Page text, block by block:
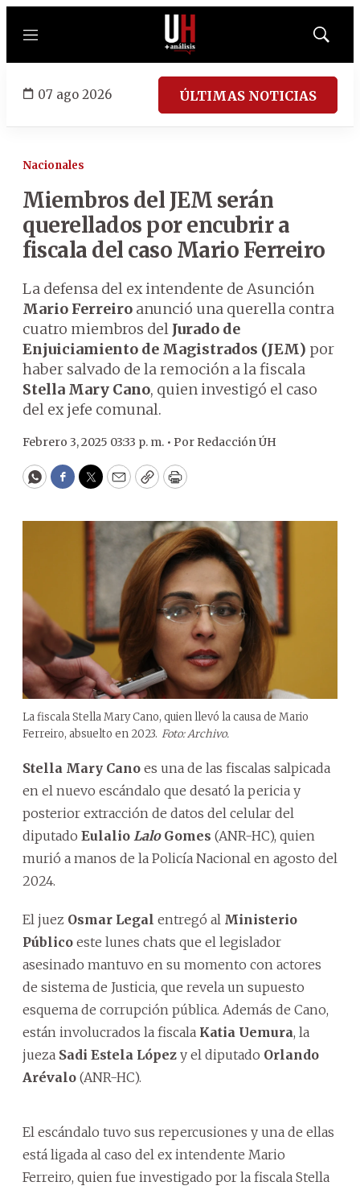
Menú
Mostrar
07 ago 2026 ÚLTIMAS NOTICIAS
Nacionales
Miembros del JEM serán
querellados por encubrir a
fiscala del caso Mario Ferreiro
La defensa del ex intendente de Asunción
Mario Ferreiro anunció una querella contra
cuatro miembros del Jurado de
Enjuiciamiento de Magistrados (JEM) por
haber salvado de la remoción a la fiscala
Stella Mary Cano, quien investigó el caso
del ex jefe comunal.
Febrero 3, 2025 03:33 p. m. • Por Redacción ÚH
WhatsApp
Facebook
Twitter
EmailCopyPrint
La fiscala Stella Mary Cano, quien llevó la causa de Mario
Ferreiro, absuelto en 2023. Foto: Archivo.
Stella Mary Cano es una de las fiscalas salpicada
en el nuevo escándalo que desató la pericia y
posterior extracción de datos del celular del
diputado Eulalio LaloGomes (ANR-HC), quien
murió a manos de la Policía Nacional en agosto del
2024.
El juez Osmar Legal entregó al Ministerio
Público este lunes chats que el legislador
asesinado mantuvo en su momento con actores
de sistema de Justicia, que revela un supuesto
esquema de corrupción pública. Además de Cano,
están involucrados la fiscala Katia Uemura, la
jueza Sadi Estela López y el diputado Orlando
Arévalo (ANR-HC).
El escándalo tuvo sus repercusiones y una de ellas
está ligada al caso del ex intendente Mario
Ferreiro, quien fue investigado por la fiscala Stella